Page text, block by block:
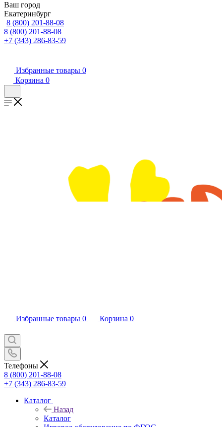
Ваш город
Екатеринбург
8 (800) 201-88-08
8 (800) 201-88-08
+7 (343) 286-83-59
Избранные товары 0
Корзина 0
Избранные товары 0 Корзина 0
Телефоны
8 (800) 201-88-08
+7 (343) 286-83-59
Каталог
Назад
Каталог